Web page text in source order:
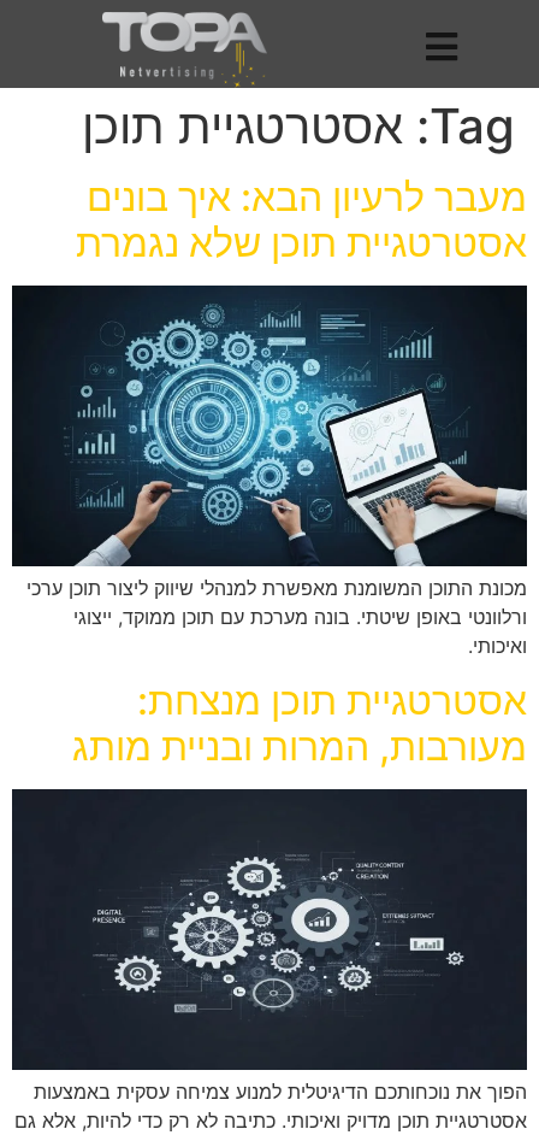
Tag: אסטרטגיית תוכן
מעבר לרעיון הבא: איך בונים
אסטרטגיית תוכן שלא נגמרת
מכונת התוכן המשומנת מאפשרת למנהלי שיווק ליצור תוכן ערכי
ורלוונטי באופן שיטתי. בונה מערכת עם תוכן ממוקד, ייצוגי
ואיכותי.
אסטרטגיית תוכן מנצחת:
מעורבות, המרות ובניית מותג
הפוך את נוכחותכם הדיגיטלית למנוע צמיחה עסקית באמצעות
אסטרטגיית תוכן מדויק ואיכותי. כתיבה לא רק כדי להיות, אלא גם